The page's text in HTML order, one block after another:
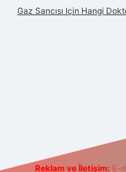
Gaz Sancısı Için Hangi
Reklam ve İletişim: E-